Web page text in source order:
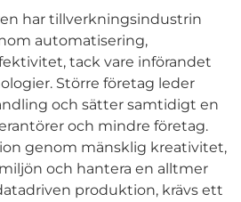
har tillverkningsindustrin
automatisering,
tack vare införandet
Större företag leder
och sätter samtidigt en
och mindre företag.
genom mänsklig kreativitet,
och hantera en alltmer
produktion, krävs ett